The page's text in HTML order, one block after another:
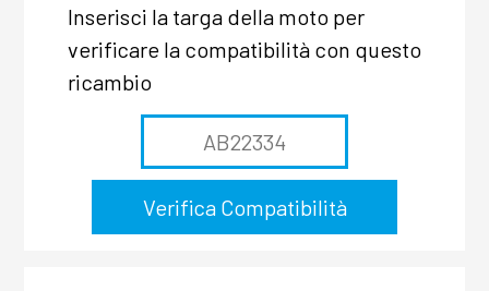
Inserisci la targa della moto per
verificare la compatibilità con questo
ricambio